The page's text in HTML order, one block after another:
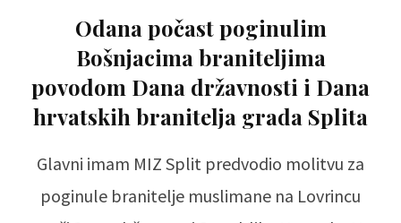
Odana počast poginulim
Bošnjacima braniteljima
povodom Dana državnosti i Dana
hrvatskih branitelja grada Splita
Glavni imam MIZ Split predvodio molitvu za
poginule branitelje muslimane na Lovrincu